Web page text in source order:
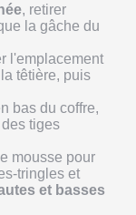
, retirer
la gâche du
l'emplacement
têtière, puis
bas du coffre,
tiges
mousse pour
tringles et
et basses